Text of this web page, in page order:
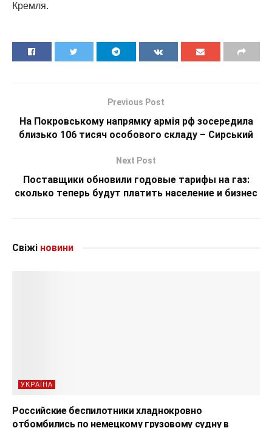
Кремля.
Previous Post
На Покровському напрямку армія рф зосередила
близько 106 тисяч особового складу – Сирський
Next Post
Поставщики обновили годовые тарифы на газ:
сколько теперь будут платить население и бизнес
Свіжі новини
УКРАЇНА
Российские беспилотники хладнокровно
отбомбились по немецкому грузовому судну в